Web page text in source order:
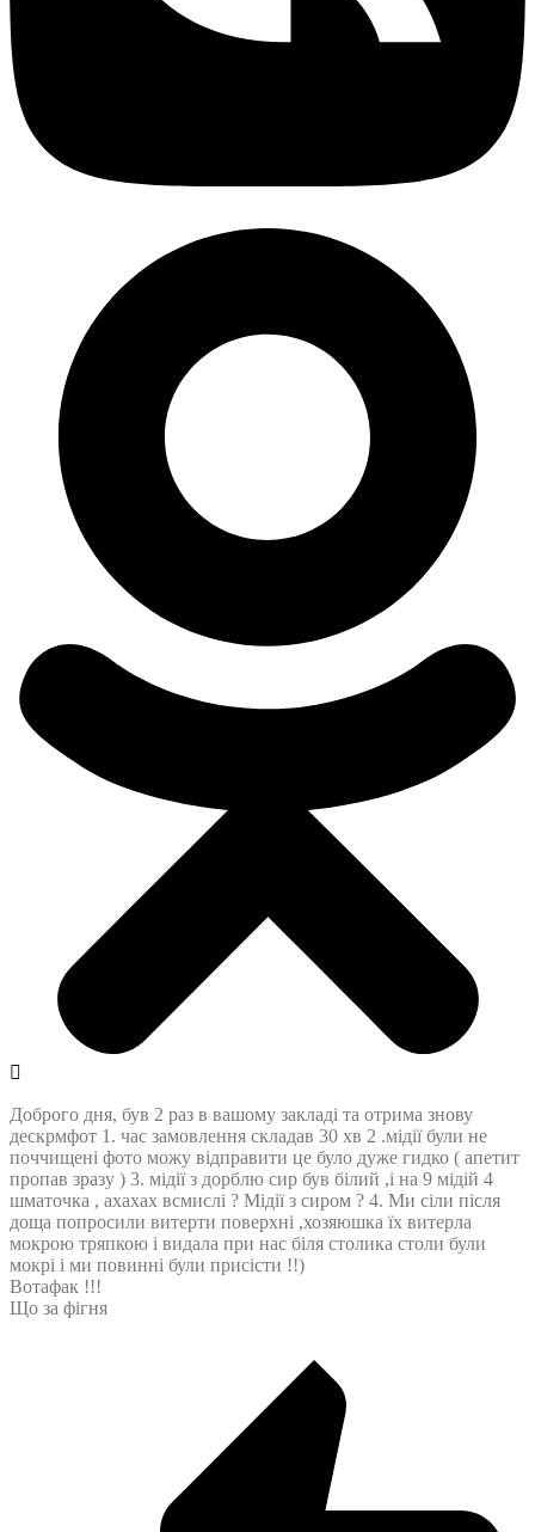
Доброго дня, був 2 раз в вашому закладі та отрима знову
дескрмфот 1. час замовлення складав 30 хв 2 .мідії були не
поччищені фото можу відправити це було дуже гидко ( апетит
пропав зразу ) 3. мідії з дорблю сир був білий ,і на 9 мідій 4
шматочка , ахахах всмислі ? Мідії з сиром ? 4. Ми сіли після
доща попросили витерти поверхні ,хозяюшка їх витерла
мокрою тряпкою і видала при нас біля столика столи були
мокрі і ми повинні були присісти !!)
Вотафак !!!
Що за фігня